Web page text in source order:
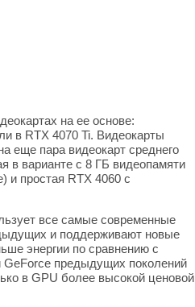
на ее основе:
в RTX 4070 Ti. Видеокарты
еще пара видеокарт среднего
в варианте с 8 ГБ видеопамяти
и простая RTX 4060 с
все самые современные
и поддерживают новые
энергии по сравнению с
GeForce предыдущих поколений
в GPU более высокой ценовой